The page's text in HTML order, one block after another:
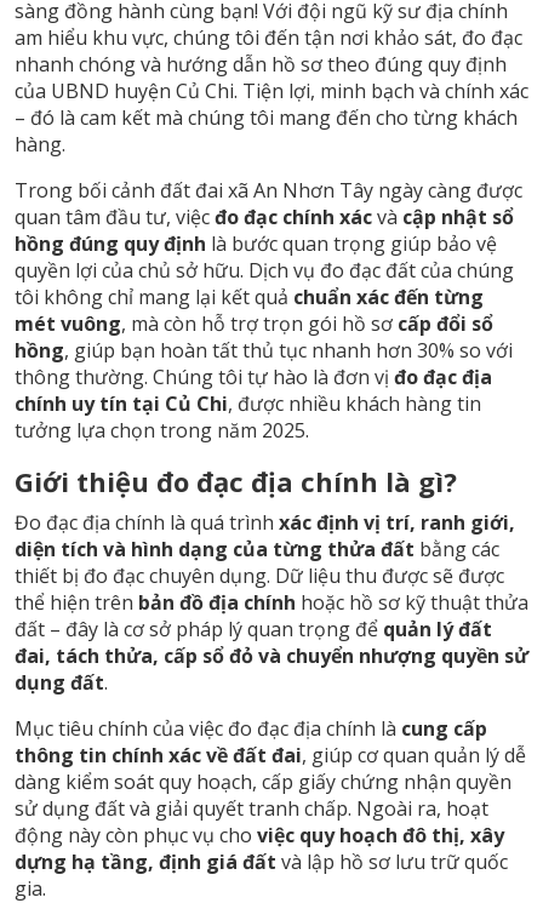
sàng đồng hành cùng bạn! Với đội ngũ kỹ sư địa chính
am hiểu khu vực, chúng tôi đến tận nơi khảo sát, đo đạc
nhanh chóng và hướng dẫn hồ sơ theo đúng quy định
của UBND huyện Củ Chi. Tiện lợi, minh bạch và chính xác
– đó là cam kết mà chúng tôi mang đến cho từng khách
hàng.
Trong bối cảnh đất đai xã An Nhơn Tây ngày càng được
quan tâm đầu tư, việcđo đạc chính xácvà cập nhật sổ
hồng đúng quy định là bước quan trọng giúp bảo vệ
quyền lợi của chủ sở hữu. Dịch vụ đo đạc đất của chúng
tôi không chỉ mang lại kết quả chuẩn xác đến từng
mét vuông, mà còn hỗ trợ trọn gói hồ sơ cấp đổi sổ
hồng, giúp bạn hoàn tất thủ tục nhanh hơn 30% so với
thông thường. Chúng tôi tự hào là đơn vị đo đạc địa
chính uy tín tại Củ Chi, được nhiều khách hàng tin
tưởng lựa chọn trong năm 2025.
Giới thiệu đo đạc địa chính là gì?
Đo đạc địa chính là quá trình xác định vị trí, ranh giới,
diện tích và hình dạng của từng thửa đất bằng các
thiết bị đo đạc chuyên dụng. Dữ liệu thu được sẽ được
thể hiện trên bản đồ địa chính hoặc hồ sơ kỹ thuật thửa
đất – đây là cơ sở pháp lý quan trọng để quản lý đất
đai, tách thửa, cấp sổ đỏ và chuyển nhượng quyền sử
dụng đất.
Mục tiêu chính của việc đo đạc địa chính là cung cấp
thông tin chính xác về đất đai, giúp cơ quan quản lý dễ
dàng kiểm soát quy hoạch, cấp giấy chứng nhận quyền
sử dụng đất và giải quyết tranh chấp. Ngoài ra, hoạt
động này còn phục vụ cho việc quy hoạch đô thị, xây
dựng hạ tầng, định giá đất và lập hồ sơ lưu trữ quốc
gia.